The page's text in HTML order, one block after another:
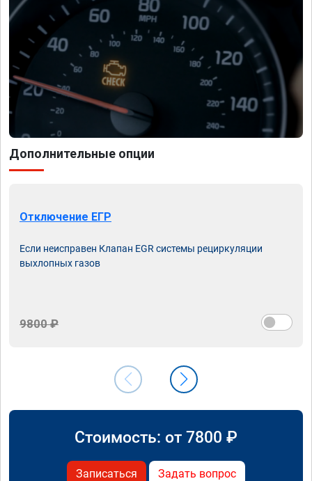
Дополнительные опции
Отключение ЕГР
Если неисправен Клапан EGR системы рециркуляции
выхлопных газов
9800 ₽
Стоимость: от 7800 ₽
Записаться Задать вопрос